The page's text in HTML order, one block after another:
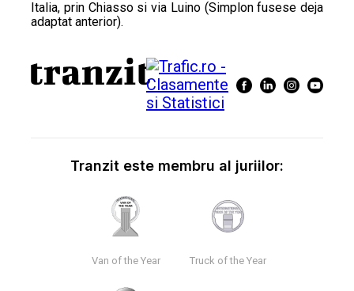
Italia, prin Chiasso si via Luino (Simplon fusese deja
adaptat anterior).
Tranzit este membru al juriilor:
Van of the Year Truck of the Year